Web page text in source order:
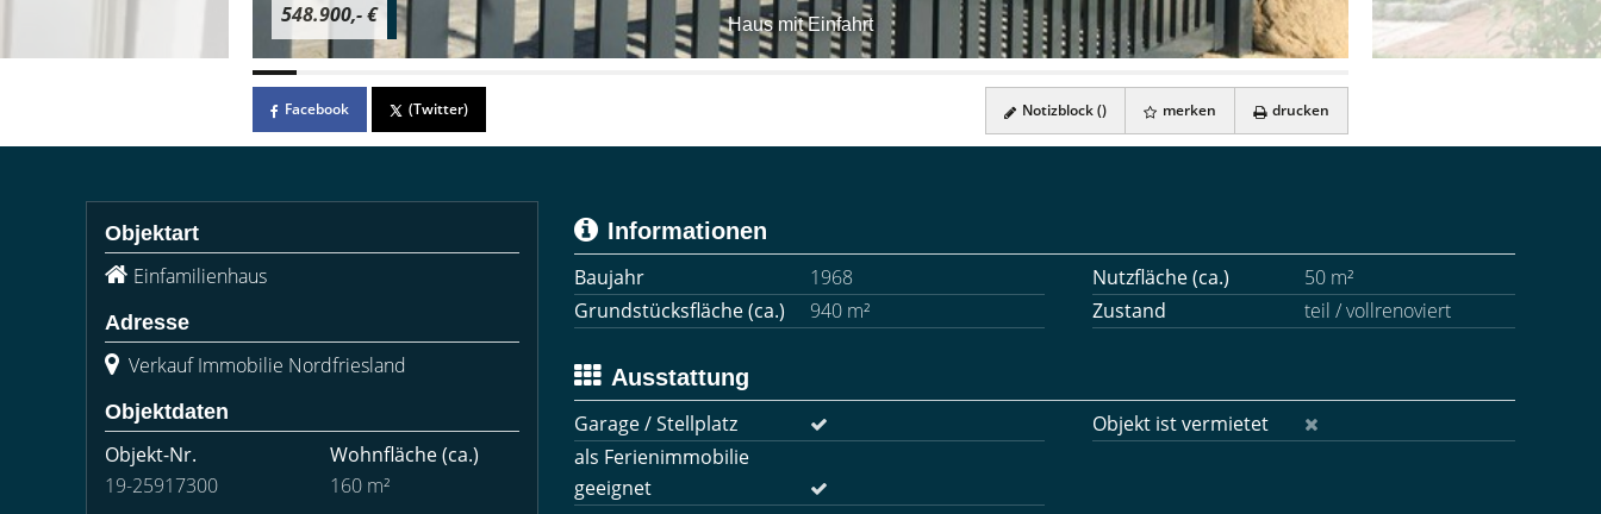
Haus mit Einfahrt
548.900,- €
Facebook (Twitter) Notizblock () merken drucken
Objektart
Einfamilienhaus
Adresse
Verkauf Immobilie Nordfriesland
Objektdaten
Objekt-Nr.
19-25917300
Wohnfläche(ca.)
160 m²
Informationen
Baujahr
1968 Nutzfläche (ca.)
50 m²
Grundstücksfläche (ca.)
940 m² Zustand teil / vollrenoviert
Ausstattung
Garage / Stellplatz
Objekt ist vermietet
als Ferienimmobilie
geeignet